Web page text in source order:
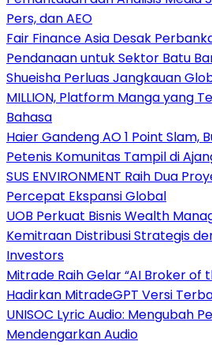
Pers, dan AEO
Fair Finance Asia Desak
Pendanaan untuk Sektor Batu
Shueisha Perluas Jangkauan
MILLION, Platform Manga yang
Bahasa
Haier Gandeng AO 1 Point Slam,
Petenis Komunitas Tampil di
SUS ENVIRONMENT Raih Dua
Percepat Ekspansi Global
UOB Perkuat Bisnis Wealth
Kemitraan Distribusi Strategis
Investors
Mitrade Raih Gelar “AI Broker of
Hadirkan MitradeGPT Versi
UNISOC Lyric Audio: Mengubah
Mendengarkan Audio